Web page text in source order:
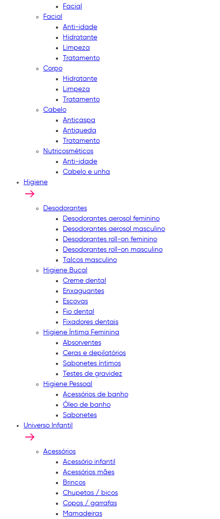
Facial
Facial
Anti-idade
Hidratante
Limpeza
Tratamento
Corpo
Hidratante
Limpeza
Tratamento
Cabelo
Anticaspa
Antiqueda
Tratamento
Nutricosméticos
Anti-idade
Cabelo e unha
Higiene
Desodorantes
Desodorantes aerosol feminino
Desodorantes aerosol masculino
Desodorantes roll-on feminino
Desodorantes roll-on masculino
Talcos masculino
Higiene Bucal
Creme dental
Enxaguantes
Escovas
Fio dental
Fixadores dentais
Higiene Íntima Feminina
Absorventes
Ceras e depilatórios
Sabonetes íntimos
Testes de gravidez
Higiene Pessoal
Acessórios de banho
Óleo de banho
Sabonetes
Universo Infantil
Acessórios
Acessório infantil
Acessórios mães
Brincos
Chupetas / bicos
Copos / garrafas
Mamadeiras